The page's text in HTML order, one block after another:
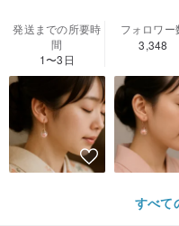
発送までの所要時
間
1〜3日
フォロワー
3,348
すべて